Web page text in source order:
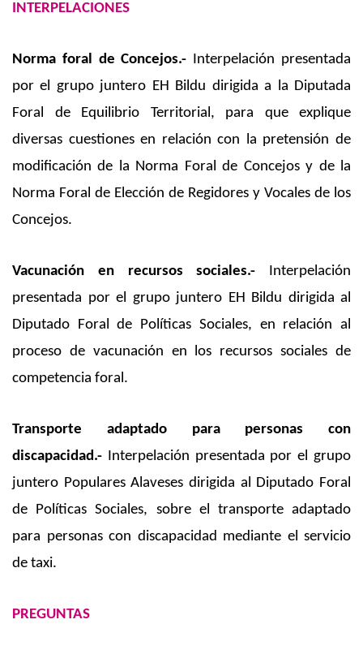
INTERPELACIONES
Norma foral de Concejos.- Interpelación presentada
por el grupo juntero EH Bildu dirigida a la Diputada
Foral de Equilibrio Territorial, para que explique
diversas cuestiones en relación con la pretensión de
modificación de la Norma Foral de Concejos y de la
Norma Foral de Elección de Regidores y Vocales de los
Concejos.
Vacunación en recursos sociales.- Interpelación
presentada por el grupo juntero EH Bildu dirigida al
Diputado Foral de Políticas Sociales, en relación al
proceso de vacunación en los recursos sociales de
competencia foral.
Transporte adaptado para personas con
discapacidad.- Interpelación presentada por el grupo
juntero Populares Alaveses dirigida al Diputado Foral
de Políticas Sociales, sobre el transporte adaptado
para personas con discapacidad mediante el servicio
de taxi.
PREGUNTAS